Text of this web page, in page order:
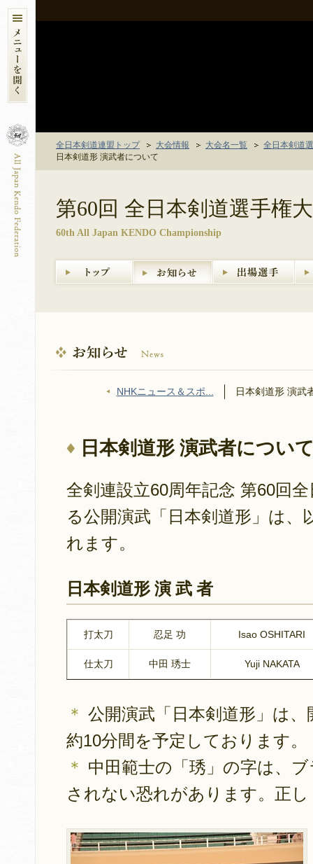
全日本剣道連盟トップ 大会情報 大会名一覧
全日本剣道
日本剣道形 演武者について
第60回 全日本剣道選手権
60th All Japan KENDO Championship
NHKニュース＆スポ... 日本剣道形 演武
日本剣道形 演武者につい
全剣連設立60周年記念 第60回
る公開演武「日本剣道形」は
れます。
日本剣道形 演 武 者
打太刀 忍足 功 Isao OSHITARI
仕太刀 中田 琇士 Yuji NAKATA
＊ 公開演武「日本剣道形」は
約10分間を予定しております。
＊ 中田範士の「琇」の字は、
されない恐れがあります。正